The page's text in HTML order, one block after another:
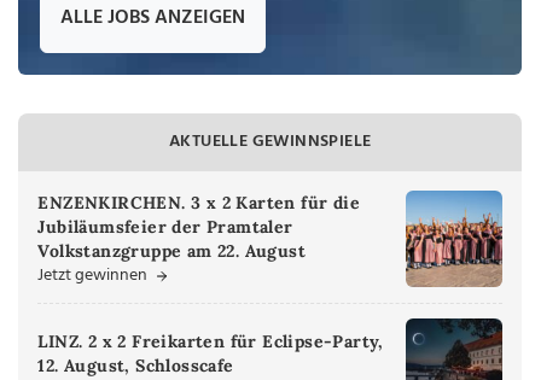
ALLE JOBS ANZEIGEN
AKTUELLE GEWINNSPIELE
ENZENKIRCHEN. 3 x 2 Karten für die
Jubiläumsfeier der Pramtaler
Volkstanzgruppe am 22. August
Jetzt gewinnen
LINZ. 2 x 2 Freikarten für Eclipse-Party,
12. August, Schlosscafe